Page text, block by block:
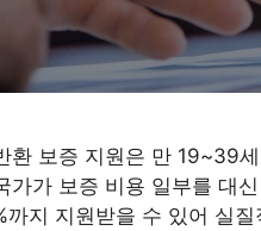
환 보증 지원은 만 19~39
가가 보증 비용 일부를 대
까지 지원받을 수 있어 실